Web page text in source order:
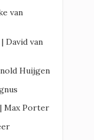
van
David van
Huijgen
Max Porter